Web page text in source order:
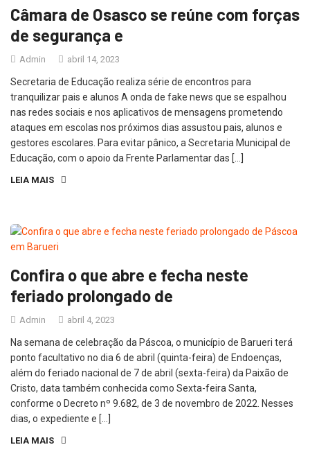
Câmara de Osasco se reúne com forças
de segurança e
Admin abril 14, 2023
Secretaria de Educação realiza série de encontros para
tranquilizar pais e alunos A onda de fake news que se espalhou
nas redes sociais e nos aplicativos de mensagens prometendo
ataques em escolas nos próximos dias assustou pais, alunos e
gestores escolares. Para evitar pânico, a Secretaria Municipal de
Educação, com o apoio da Frente Parlamentar das […]
LEIA MAIS
Confira o que abre e fecha neste
feriado prolongado de
Admin abril 4, 2023
Na semana de celebração da Páscoa, o município de Barueri terá
ponto facultativo no dia 6 de abril (quinta-feira) de Endoenças,
além do feriado nacional de 7 de abril (sexta-feira) da Paixão de
Cristo, data também conhecida como Sexta-feira Santa,
conforme o Decreto nº 9.682, de 3 de novembro de 2022. Nesses
dias, o expediente e […]
LEIA MAIS